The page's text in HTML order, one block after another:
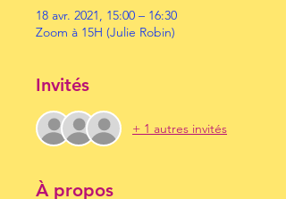
18 avr. 2021, 15:00 – 16:30
Zoom à 15H (Julie Robin)
Invités
+ 1 autres invités
À propos